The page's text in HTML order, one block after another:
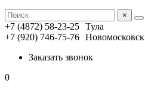
×
+7 (4872) 58-23-25 Тула
+7 (920) 746-75-76 Новомосковск
Заказать звонок
0